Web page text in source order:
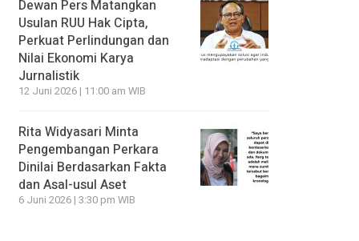
Dewan Pers Matangkan
Usulan RUU Hak Cipta,
Perkuat Perlindungan dan
Nilai Ekonomi Karya
Jurnalistik
12 Juni 2026 | 11:00 am WIB
Rita Widyasari Minta
Pengembangan Perkara
Dinilai Berdasarkan Fakta
dan Asal-usul Aset
6 Juni 2026 | 3:30 pm WIB